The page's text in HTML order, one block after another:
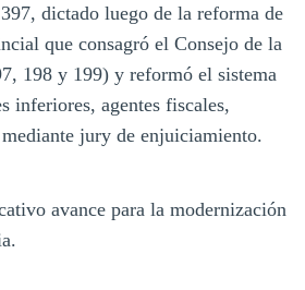
dictado luego de la reforma de
que consagró el Consejo de la
198 y 199) y reformó el sistema
inferiores, agentes fiscales,
jury de enjuiciamiento.
avance para la modernización